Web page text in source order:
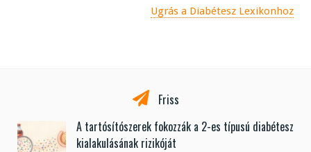
Ugrás a Diabétesz Lexikonhoz
Friss
A tartósítószerek fokozzák a 2-es típusú diabétesz
kialakulásának rizikóját